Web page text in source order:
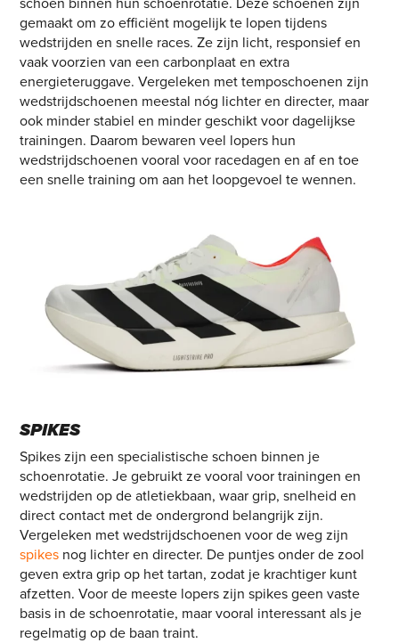
gemaakt om zo efficiënt mogelijk te lopen tijdens
wedstrijden en snelle races. Ze zijn licht, responsief en
vaak voorzien van een carbonplaat en extra
energieteruggave. Vergeleken met temposchoenen zijn
wedstrijdschoenen meestal nóg lichter en directer, maar
ook minder stabiel en minder geschikt voor dagelijkse
trainingen. Daarom bewaren veel lopers hun
wedstrijdschoenen vooral voor racedagen en af en toe
een snelle training om aan het loopgevoel te wennen.
SPIKES
Spikes zijn een specialistische schoen binnen je
schoenrotatie. Je gebruikt ze vooral voor trainingen en
wedstrijden op de atletiekbaan, waar grip, snelheid en
direct contact met de ondergrond belangrijk zijn.
Vergeleken met wedstrijdschoenen voor de weg zijn
spikesnog lichter en directer. De puntjes onder de zool
geven extra grip op het tartan, zodat je krachtiger kunt
afzetten. Voor de meeste lopers zijn spikes geen vaste
basis in de schoenrotatie, maar vooral interessant als je
regelmatig op de baan traint.